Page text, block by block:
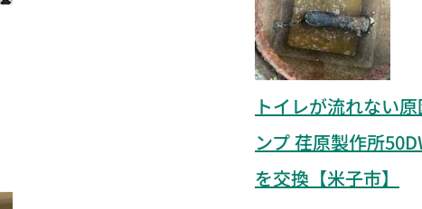
トイレが流れない
ンプ 荏原製作所
を交換【米子市】